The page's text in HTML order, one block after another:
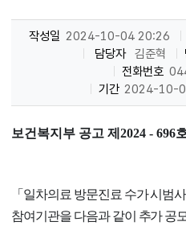
작성일 2024-10-04 20:26
담당자 김준혁
전화번호
기간 2024-10-
보건복지부 공고 제2024 - 696
「 일차의료 방문진료 수가 시범
참여기관을 다음과 같이 추가 공